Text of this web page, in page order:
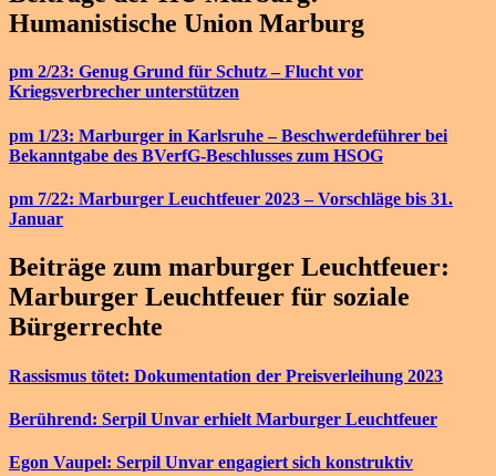
Humanistische Union Marburg
pm 2/23: Genug Grund für Schutz – Flucht vor
Kriegsverbrecher unterstützen
pm 1/23: Marburger in Karlsruhe – Beschwerdeführer bei
Bekanntgabe des BVerfG-Beschlusses zum HSOG
pm 7/22: Marburger Leuchtfeuer 2023 – Vorschläge bis 31.
Januar
Beiträge zum marburger Leuchtfeuer:
Marburger Leuchtfeuer für soziale
Bürgerrechte
Rassismus tötet: Dokumentation der Preisverleihung 2023
Berührend: Serpil Unvar erhielt Marburger Leuchtfeuer
Egon Vaupel: Serpil Unvar engagiert sich konstruktiv